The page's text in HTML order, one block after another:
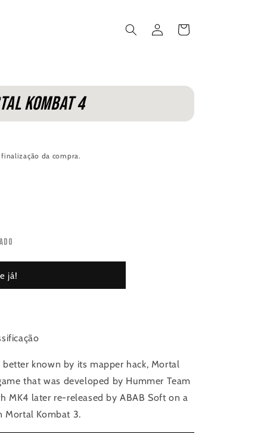
Iniciar
sessão
Carrinho
Kombat 4
da compra.
já!
known by its mapper hack, Mortal
that was developed by Hummer Team
MK4 later re-released by ABAB Soft on a
Mortal Kombat 3.